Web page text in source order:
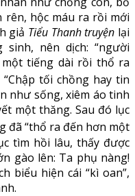
hộc máu ra rồi mới
giả Tiểu Thanh truyện lại
nên dịch: “người
tiếng dài rồi thổ ra
“Chập tối chồng hay tin
như sống, xiêm áo tinh
một thăng. Sau đó lục
đã “thổ ra đến hơn một
tìm hồi lâu, thấy được
gào lên: Ta phụ nàng!
biểu hiện cái “kì oan”,